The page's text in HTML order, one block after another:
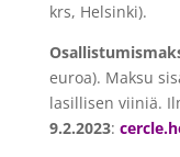
krs, Helsinki).
euroa). Maksu
lasillisen viiniä.
9.2.2023: